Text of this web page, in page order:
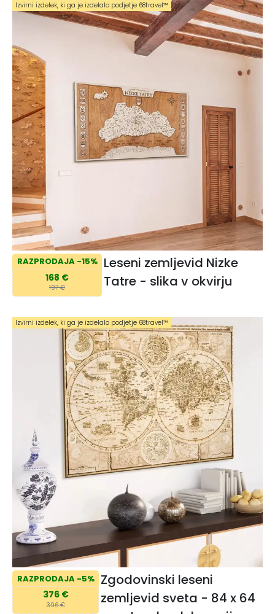
RAZPRODAJA -15%
168 €
197 €
Leseni zemljevid Nizke
Tatre - slika v okvirju
Izvirni izdelek, ki ga je izdelalo podjetje 68travel™️
RAZPRODAJA -5%
376 €
396 €
Zgodovinski leseni
zemljevid sveta - 84 x 64
Izvirni izdelek, ki ga je izdelalo podjetje 68travel™️